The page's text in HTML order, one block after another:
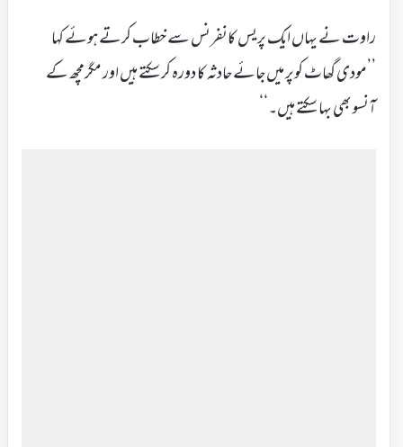
راوت نے یہاں ایک پریس کانفرنس سے خطاب کرتے ہوئے کہا
’’مودی گھاٹ کوپر میں جائے حادثہ کا دورہ کر سکتے ہیں اور مگرمچھ کے
آنسو بھی بہا سکتے ہیں۔‘‘